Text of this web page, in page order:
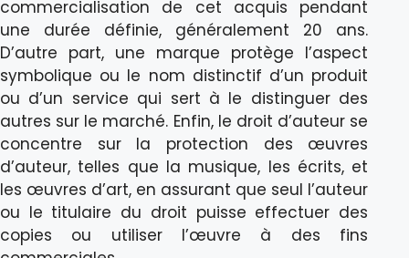
commercialisation de cet acquis pendant
une durée définie, généralement 20 ans.
D’autre part, une marque protège l’aspect
symbolique ou le nom distinctif d’un produit
ou d’un service qui sert à le distinguer des
autres sur le marché. Enfin, le droit d’auteur se
concentre sur la protection des œuvres
d’auteur, telles que la musique, les écrits, et
les œuvres d’art, en assurant que seul l’auteur
ou le titulaire du droit puisse effectuer des
copies ou utiliser l’œuvre à des fins